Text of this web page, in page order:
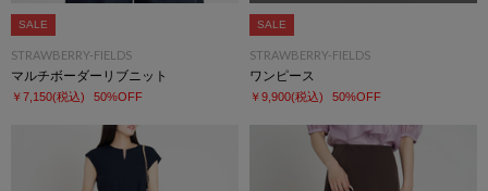
SALE
STRAWBERRY-FIELDS
マルチボーダーリブニット
￥7,150(税込) 50%OFF
SALE
STRAWBERRY-FIELDS
ワンピース
￥9,900(税込) 50%OFF